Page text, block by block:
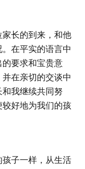
长的到来，和他
在平实的语言中
要求和宝贵意
在亲切的交谈中
我继续共同努
好地为我们的孩
子一样，从生活